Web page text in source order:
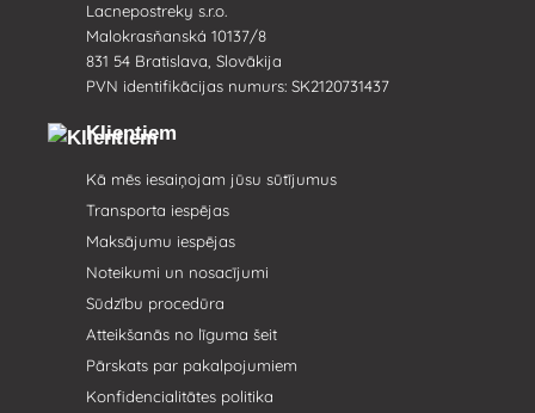
Lacnepostreky s.r.o.
Malokrasňanská 10137/8
831 54 Bratislava, Slovākija
PVN identifikācijas numurs: SK2120731437
Klientiem
Kā mēs iesaiņojam jūsu sūtījumus
Transporta iespējas
Maksājumu iespējas
Noteikumi un nosacījumi
Sūdzību procedūra
Atteikšanās no līguma šeit
Pārskats par pakalpojumiem
Konfidencialitātes politika